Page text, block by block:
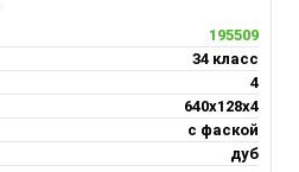
195509
34 класс
4
640х128х4
с фаской
дуб